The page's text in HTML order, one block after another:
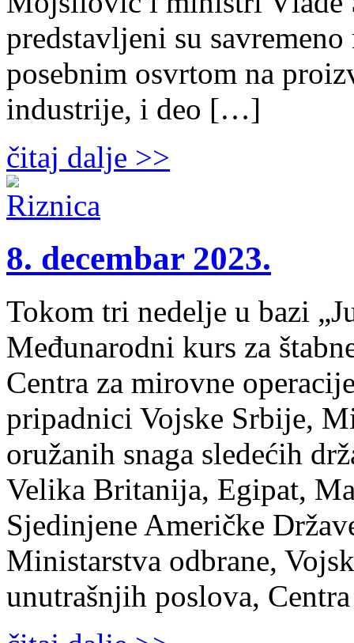
predstavljeni su
posebnim osvrtom na
industrije, i deo […]
čitaj dalje >>
8. decembar 2023.
Tokom tri nedelje u bazi
Međunarodni kurs za
Centra za mirovne
pripadnici Vojske Srbije,
oružanih snaga sledećih
Velika Britanija, Egipat,
Sjedinjene Američke
Ministarstva odbrane,
unutrašnjih poslova,